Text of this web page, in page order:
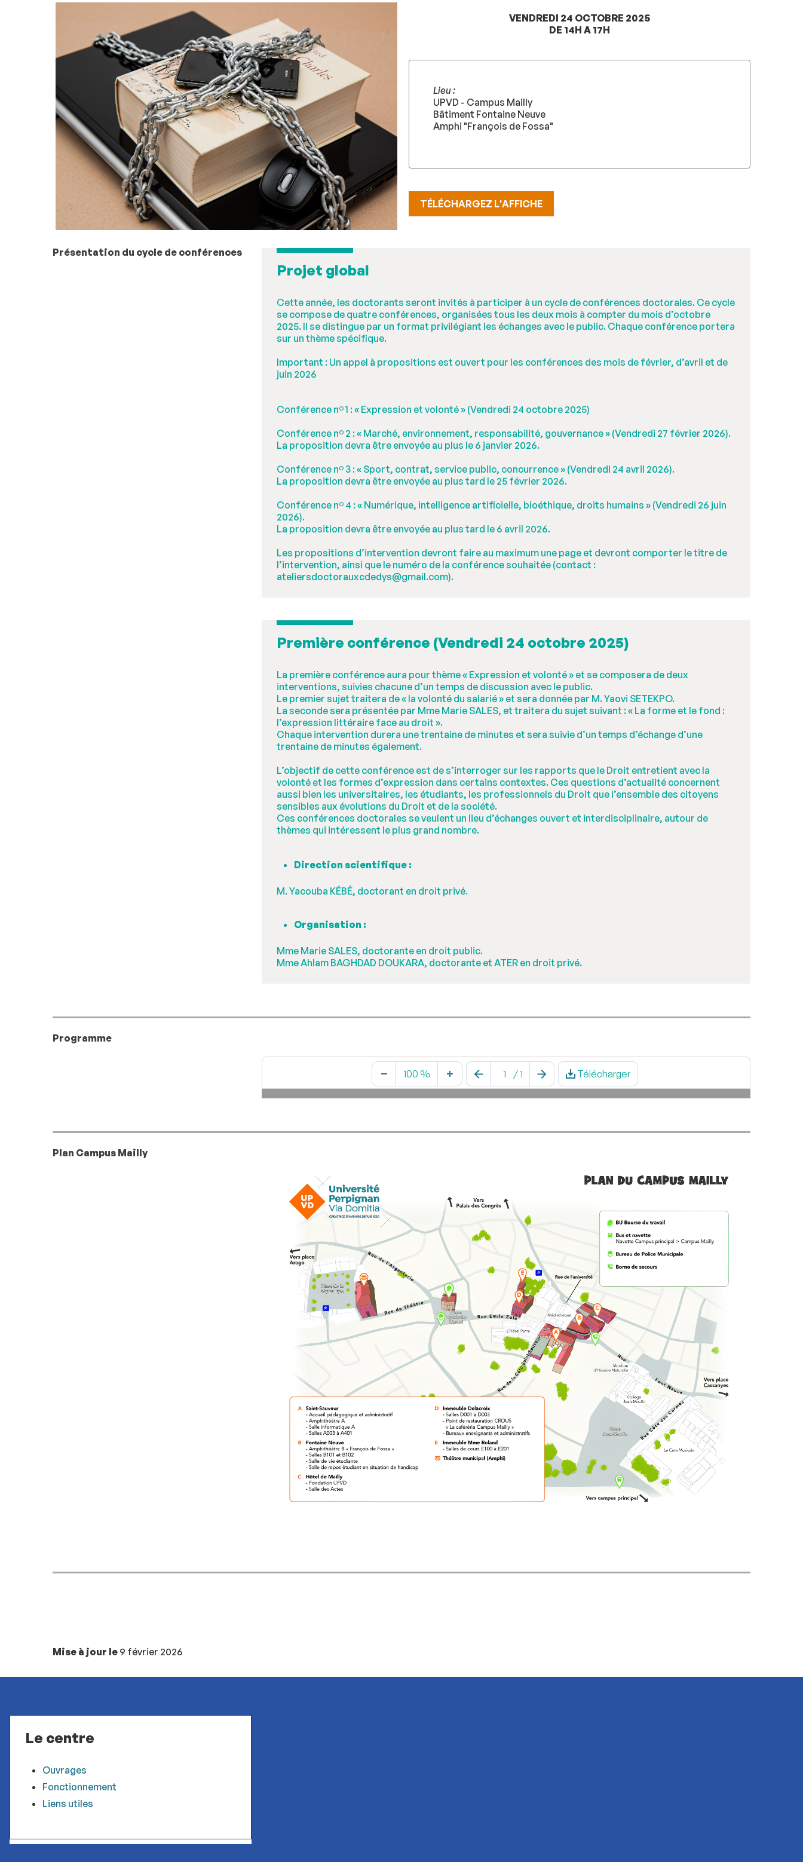
VENDREDI 24 OCTOBRE 2025
DE 14H A 17H
Lieu :
UPVD - Campus Mailly
Bâtiment Fontaine Neuve
Amphi "François de Fossa"
TÉLÉCHARGEZ L'AFFICHE
Présentation du cycle de conférences
Projet global
Cette année, les doctorants seront invités à participer à un cycle de conférences doctorales. Ce cycle
se compose de quatre conférences, organisées tous les deux mois à compter du mois d’octobre
2025. Il se distingue par un format privilégiant les échanges avec le public. Chaque conférence portera
sur un thème spécifique.
Important : Un appel à propositions est ouvert pour les conférences des mois de février, d’avril et de
juin 2026
Conférence nº 1 : « Expression et volonté » (Vendredi 24 octobre 2025)
Conférence nº 2 : « Marché, environnement, responsabilité, gouvernance » (Vendredi 27 février 2026).
La proposition devra être envoyée au plus le 6 janvier 2026.
Conférence nº 3 : « Sport, contrat, service public, concurrence » (Vendredi 24 avril 2026).
La proposition devra être envoyée au plus tard le 25 février 2026.
Conférence nº 4 : « Numérique, intelligence artificielle, bioéthique, droits humains » (Vendredi 26 juin
2026).
La proposition devra être envoyée au plus tard le 6 avril 2026.
Les propositions d’intervention devront faire au maximum une page et devront comporter le titre de
l’intervention, ainsi que le numéro de la conférence souhaitée (contact :
ateliersdoctorauxcdedys@gmail.com).
Première conférence (Vendredi 24 octobre 2025)
La première conférence aura pour thème « Expression et volonté » et se composera de deux
interventions, suivies chacune d’un temps de discussion avec le public.
Le premier sujet traitera de « la volonté du salarié » et sera donnée par M. Yaovi SETEKPO.
La seconde sera présentée par Mme Marie SALES, et traitera du sujet suivant : « La forme et le fond :
l’expression littéraire face au droit ».
Chaque intervention durera une trentaine de minutes et sera suivie d’un temps d’échange d’une
trentaine de minutes également.
L’objectif de cette conférence est de s’interroger sur les rapports que le Droit entretient avec la
volonté et les formes d’expression dans certains contextes. Ces questions d’actualité concernent
aussi bien les universitaires, les étudiants, les professionnels du Droit que l’ensemble des citoyens
sensibles aux évolutions du Droit et de la société.
Ces conférences doctorales se veulent un lieu d’échanges ouvert et interdisciplinaire, autour de
thèmes qui intéressent le plus grand nombre.
Direction scientifique :
M. Yacouba KÉBÉ, doctorant en droit privé.
Organisation :
Mme Marie SALES, doctorante en droit public.
Mme Ahlam BAGHDAD DOUKARA, doctorante et ATER en droit privé.
Programme
100 % /1 Télécharger
Plan Campus Mailly
Mise à jour le 9 février 2026
Le centre
Ouvrages
Fonctionnement
Liens utiles